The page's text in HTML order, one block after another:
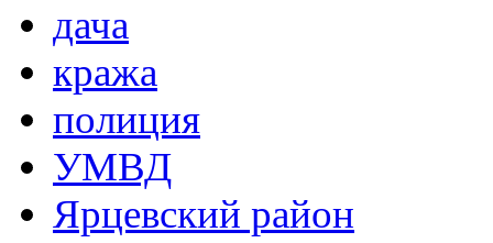
дача
кража
полиция
УМВД
Ярцевский район